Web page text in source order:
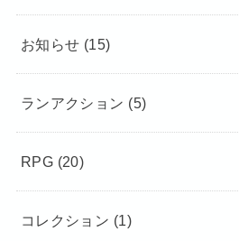
お知らせ (15)
ランアクション (5)
RPG (20)
コレクション (1)